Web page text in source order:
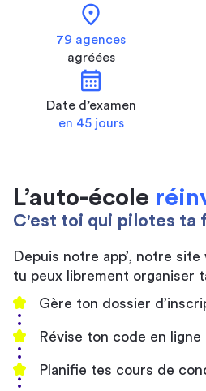
location_on
79 agences
agréées
calendar_month
Date d’examen
en 45 jours
L’auto-école
C'est toi qui pilotes ta
Depuis notre app’, notre
tu peux librement organiser
Gère ton dossier
Révise ton code en ligne
Planifie tes cours de